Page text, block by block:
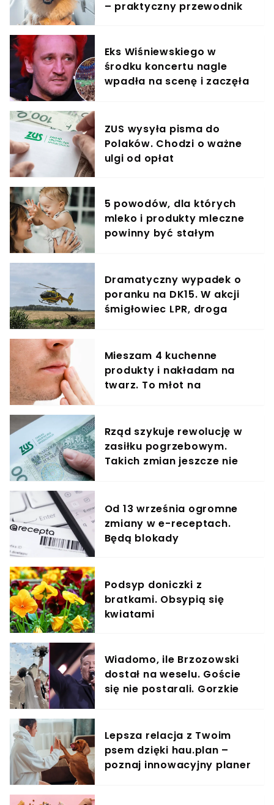
– praktyczny przewodnik
Eks Wiśniewskiego w
środku koncertu nagle
wpadła na scenę i zaczęła
ZUS wysyła pisma do
Polaków. Chodzi o ważne
ulgi od opłat
5 powodów, dla których
mleko i produkty mleczne
powinny być stałym
Dramatyczny wypadek o
poranku na DK15. W akcji
śmigłowiec LPR, droga
Mieszam 4 kuchenne
produkty i nakładam na
twarz. To młot na
Rząd szykuje rewolucję w
zasiłku pogrzebowym.
Takich zmian jeszcze nie
Od 13 września ogromne
zmiany w e-receptach.
Będą blokady
Podsyp doniczki z
bratkami. Obsypią się
kwiatami
Wiadomo, ile Brzozowski
dostał na weselu. Goście
się nie postarali. Gorzkie
Lepsza relacja z Twoim
psem dzięki hau.plan –
poznaj innowacyjny planer